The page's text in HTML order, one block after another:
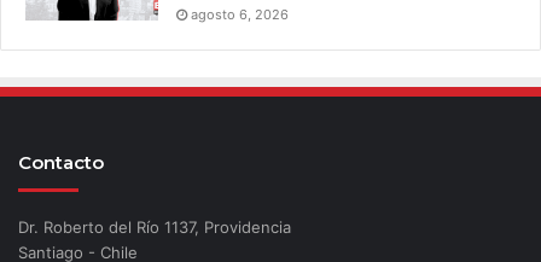
agosto 6, 2026
Contacto
Dr. Roberto del Río 1137, Providencia
Santiago - Chile